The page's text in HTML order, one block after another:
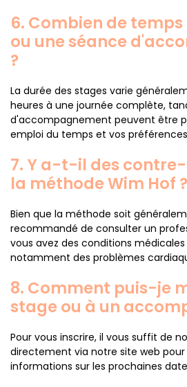
6. Combien de
ou une séance
?
La durée des stages varie
heures à une journée complète,
d'accompagnement peuvent être
emploi du temps et vos
7. Y a-t-il des
la méthode Wim Hof ?
Bien que la méthode soit
recommandé de consulter un
vous avez des conditions
notamment des problèmes
8. Comment puis-je
stage ou à un
Pour vous inscrire, il vous suffit de
directement via notre site web pour
informations sur les prochaines